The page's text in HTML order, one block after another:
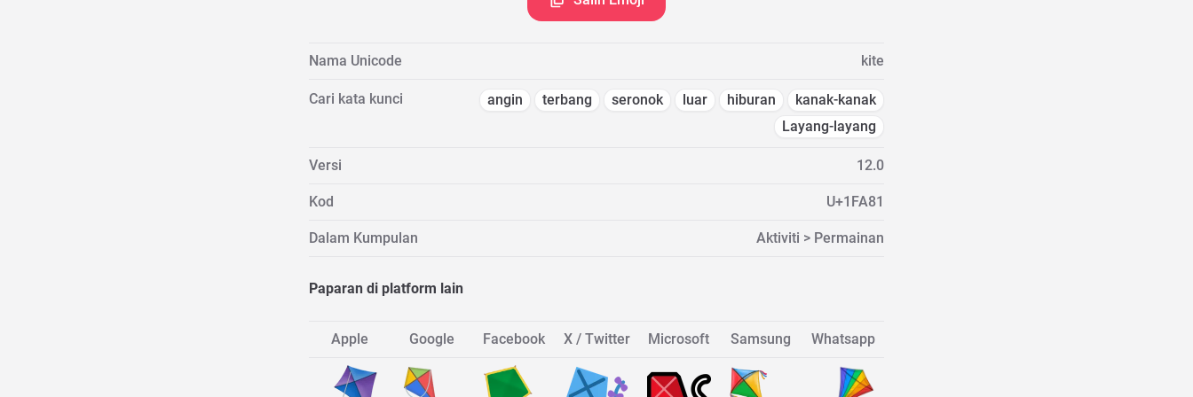
Nama Unicode kite
Cari kata kunci angin terbang seronok luar hiburan
kanak-kanak
Layang-layang
Versi 12.0
Kod U+1FA81
Dalam Kumpulan Aktiviti > Permainan
Paparan di platform lain
Apple Google Facebook X / Twitter Microsoft Samsung Whatsapp